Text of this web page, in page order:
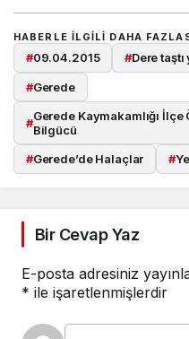
HABERLE ILGILI DAHA
#09.04.2015 #Dere
#Gerede
#Gerede Kaymakamlığı
Bilgücü
#Gerede’de Halaçlar #
Bir Cevap Yaz
E-posta adresiniz
* ile işaretlenmişlerdir